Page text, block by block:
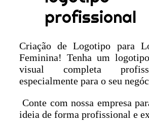
profissional
Criação de Logotipo para
Feminina! Tenha um
visual completa
especialmente para o seu
Conte com nossa empresa
ideia de forma profissional e